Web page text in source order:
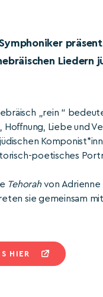
Liedern
„rein “
Hoffnung, Liebe und
poetisches
Tehorahvon Adrienne
sie gemeinsam
HIER